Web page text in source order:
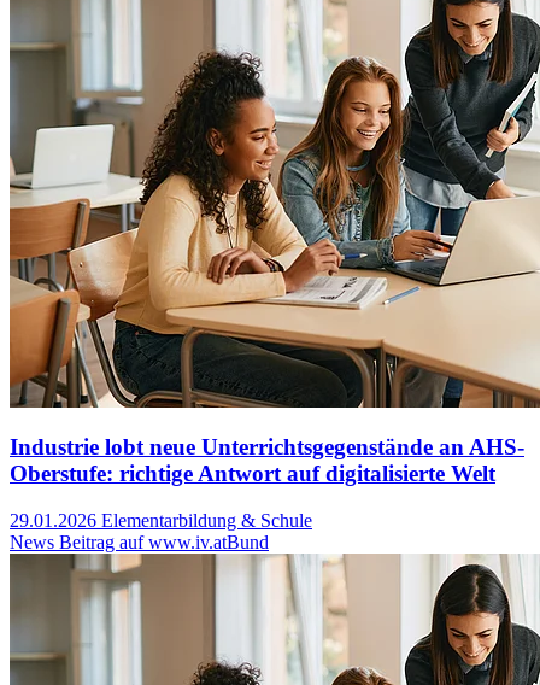
Industrie lobt neue Unterrichtsgegenstände an AHS-
Oberstufe: richtige Antwort auf digitalisierte Welt
29.01.2026 Elementarbildung & Schule
News Beitrag auf www.iv.atBund